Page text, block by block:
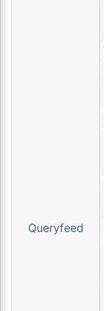
Queryfeed